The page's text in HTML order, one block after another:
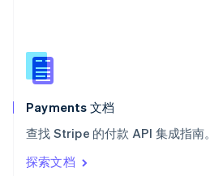
Payments 文档
查找 Stripe 的付款 API 集成指南。
探索文档
新西兰
English
匈牙利
English
ItalianoEnglish
印度
English